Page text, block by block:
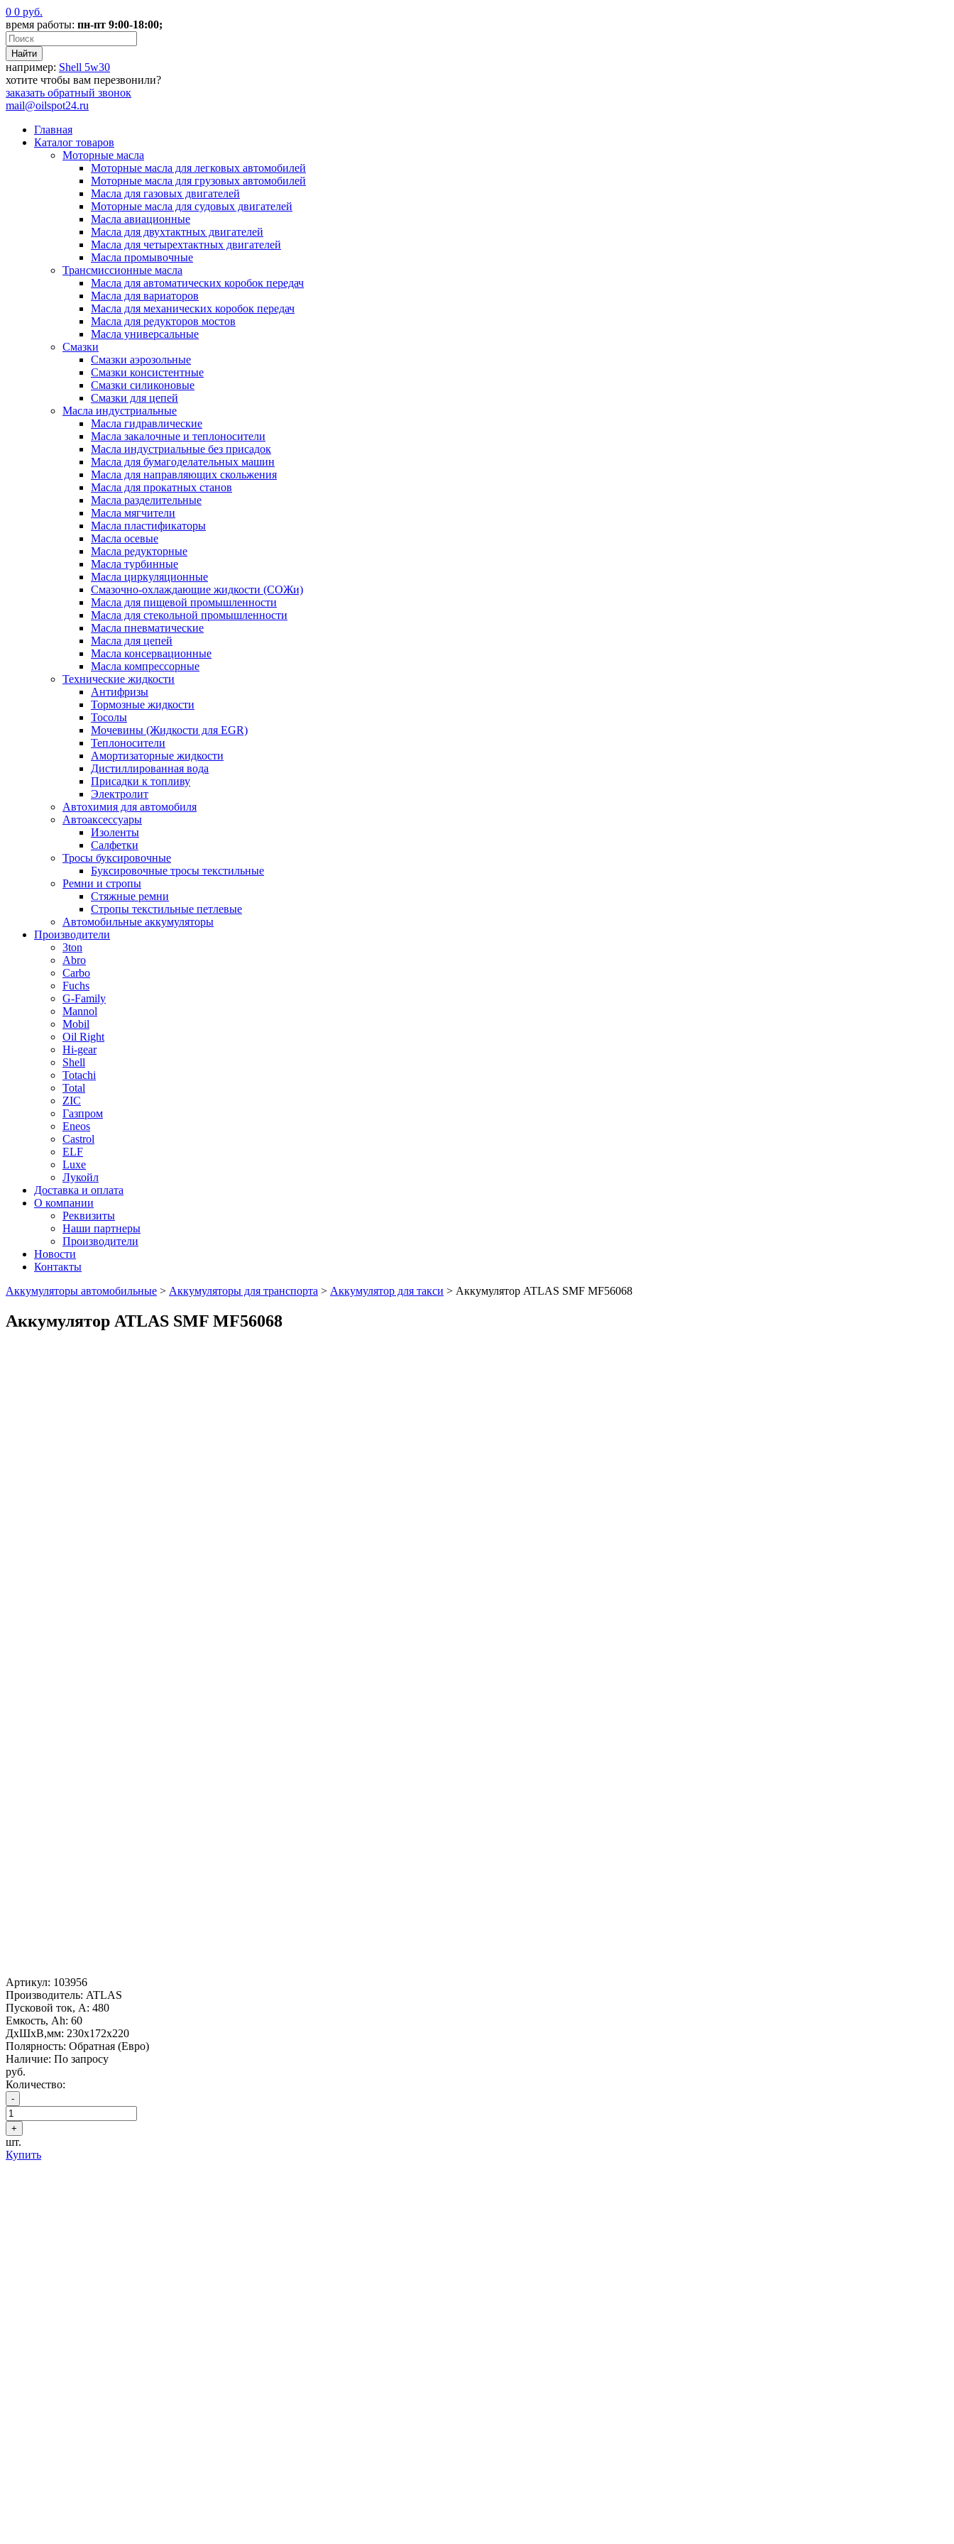
0 0 руб.
время работы: пн-пт 9:00-18:00;
например: Shell 5w30
хотите чтобы вам перезвонили?
заказать обратный звонок
mail@oilspot24.ru
Главная
Каталог товаров
Моторные масла
Моторные масла для легковых автомобилей
Моторные масла для грузовых автомобилей
Масла для газовых двигателей
Моторные масла для судовых двигателей
Масла авиационные
Масла для двухтактных двигателей
Масла для четырехтактных двигателей
Масла промывочные
Трансмиссионные масла
Масла для автоматических коробок передач
Масла для вариаторов
Масла для механических коробок передач
Масла для редукторов мостов
Масла универсальные
Cмазки
Смазки аэрозольные
Смазки консистентные
Смазки силиконовые
Смазки для цепей
Масла индустриальные
Масла гидравлические
Масла закалочные и теплоносители
Масла индустриальные без присадок
Масла для бумагоделательных машин
Масла для направляющих скольжения
Масла для прокатных станов
Масла разделительные
Масла мягчители
Масла пластификаторы
Масла осевые
Масла редукторные
Масла турбинные
Масла циркуляционные
Смазочно-охлаждающие жидкости (СОЖи)
Масла для пищевой промышленности
Масла для стекольной промышленности
Масла пневматические
Масла для цепей
Масла консервационные
Масла компрессорные
Технические жидкости
Антифризы
Тормозные жидкости
Тосолы
Мочевины (Жидкости для EGR)
Теплоносители
Амортизаторные жидкости
Дистиллированная вода
Присадки к топливу
Электролит
Автохимия для автомобиля
Автоаксессуары
Изоленты
Салфетки
Тросы буксировочные
Буксировочные тросы текстильные
Ремни и стропы
Стяжные ремни
Стропы текстильные петлевые
Автомобильные аккумуляторы
Производители
3ton
Abro
Carbo
Fuchs
G-Family
Mannol
Mobil
Oil Right
Hi-gear
Shell
Totachi
Total
ZIC
Газпром
Еneos
Сastrol
ELF
Luxe
Лукойл
Доставка и оплата
О компании
Реквизиты
Наши партнеры
Производители
Новости
Контакты
Аккумуляторы автомобильные > Аккумуляторы для транспорта > Аккумулятор для такси > Аккумулятор ATLAS SMF MF56068
Аккумулятор ATLAS SMF MF56068
Артикул: 103956
Производитель: ATLAS
Пусковой ток, А: 480
Емкость, Ah: 60
ДхШхВ,мм: 230x172x220
Полярность: Обратная (Евро)
Наличие: По запросу
руб.
Количество:
шт.
Купить